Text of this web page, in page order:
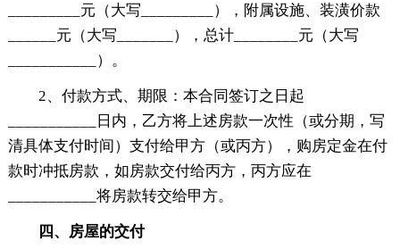
_________元（大写_________），附属设施、装潢价款
______元（大写_______），总计________元（大写
___________）。
2、付款方式、期限：本合同签订之日起
___________日内，乙方将上述房款一次性（或分期，写
清具体支付时间）支付给甲方（或丙方），购房定金在付
款时冲抵房款，如房款交付给丙方，丙方应在
___________将房款转交给甲方。
四、房屋的交付